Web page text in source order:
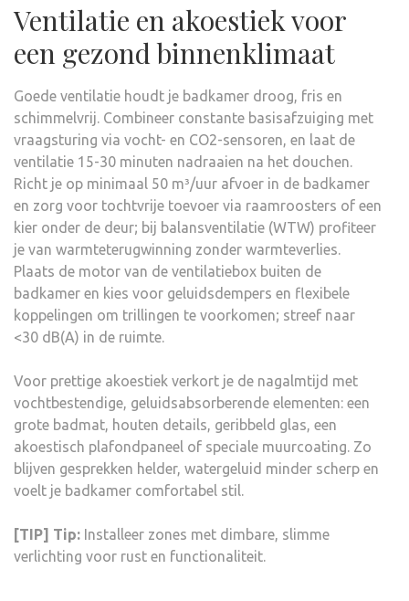
Ventilatie en akoestiek voor
een gezond binnenklimaat
Goede ventilatie houdt je badkamer droog, fris en
schimmelvrij. Combineer constante basisafzuiging met
vraagsturing via vocht- en CO2-sensoren, en laat de
ventilatie 15-30 minuten nadraaien na het douchen.
Richt je op minimaal 50 m³/uur afvoer in de badkamer
en zorg voor tochtvrije toevoer via raamroosters of een
kier onder de deur; bij balansventilatie (WTW) profiteer
je van warmteterugwinning zonder warmteverlies.
Plaats de motor van de ventilatiebox buiten de
badkamer en kies voor geluidsdempers en flexibele
koppelingen om trillingen te voorkomen; streef naar
<30 dB(A) in de ruimte.
Voor prettige akoestiek verkort je de nagalmtijd met
vochtbestendige, geluidsabsorberende elementen: een
grote badmat, houten details, geribbeld glas, een
akoestisch plafondpaneel of speciale muurcoating. Zo
blijven gesprekken helder, watergeluid minder scherp en
voelt je badkamer comfortabel stil.
[TIP] Tip: Installeer zones met dimbare, slimme
verlichting voor rust en functionaliteit.